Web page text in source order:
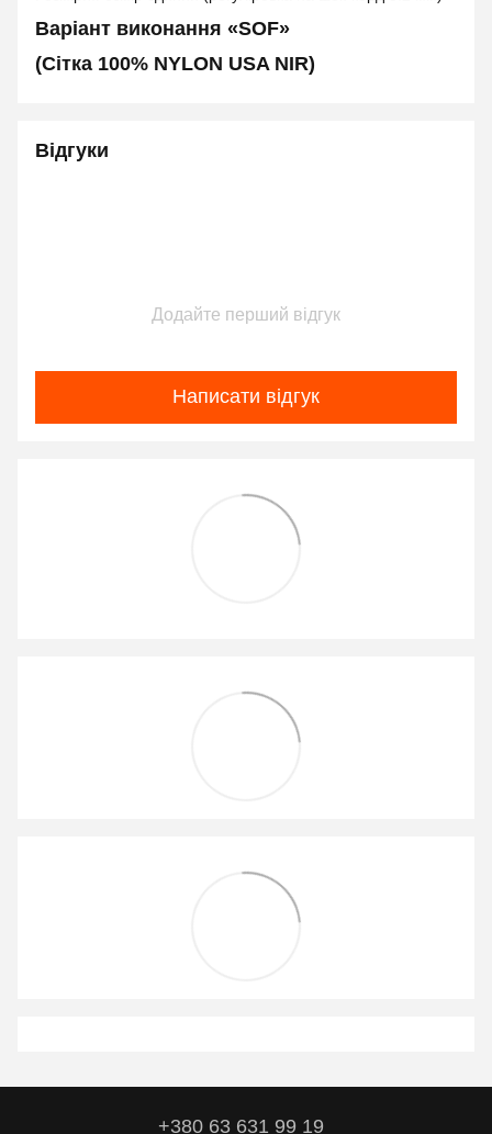
Варіант виконання «SOF»
(Сітка 100% NYLON USA NIR)
Відгуки
Додайте перший відгук
Написати відгук
+380 63 631 99 19